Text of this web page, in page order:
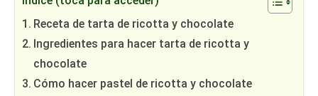
Receta de tarta de ricotta y chocolate
Ingredientes para hacer tarta de ricotta y
chocolate
Cómo hacer pastel de ricotta y chocolate